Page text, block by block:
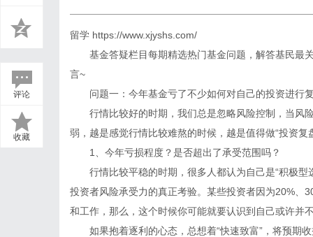
评论
收藏
留学 https://www.xjyshs.com/
基金答疑栏目每期精选热门基金问题，解答基民最
言~
问题一：今年基金亏了不少如何对自己的投资进行
行情比较好的时期，我们总是忽略风险控制，当风险
弱，越是感觉行情比较难熬的时候，越是值得做“投资
1、今年亏损程度？是否超出了承受范围吗？
行情比较平稳的时期，很多人都认为自己是“积极型
投资者风险承受力的真正考验。某些投资者因为20%、
和工作，那么，这个时候你可能就要认识到自己或许并
如果抱着逐利的心态，总想着“快速致富”，将预期